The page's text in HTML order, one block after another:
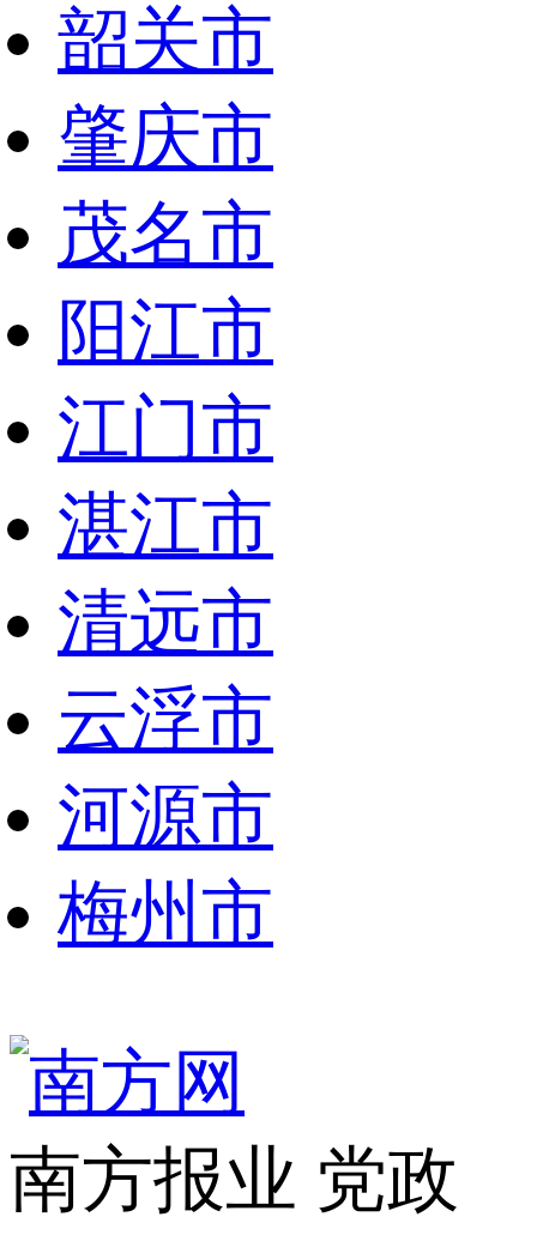
韶关市
肇庆市
茂名市
阳江市
江门市
湛江市
清远市
云浮市
河源市
梅州市
南方报业 党政